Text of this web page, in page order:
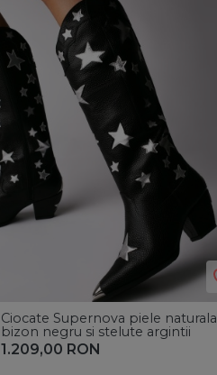
Ciocate Supernova piele naturala
bizon negru si stelute argintii
1.209,00 RON